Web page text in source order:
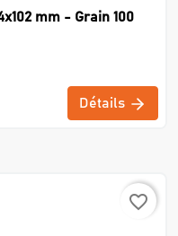
mm - Grain 100
Détails
favorite_border